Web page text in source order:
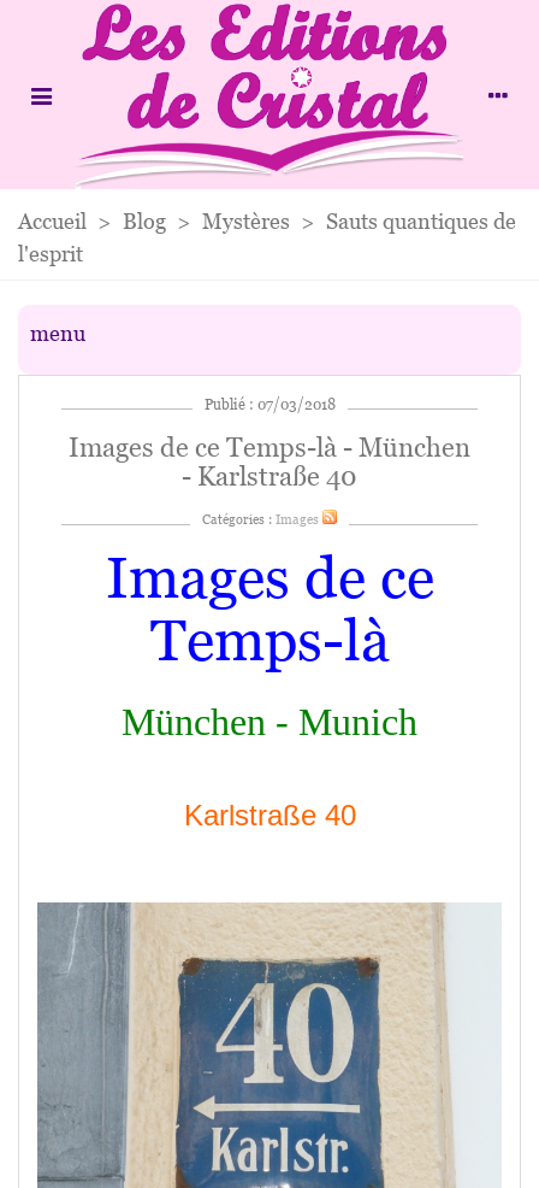
Accueil > Blog > Mystères > Sauts quantiques de
l'esprit
menu
Publié : 07/03/2018
Images de ce Temps-là - München
- Karlstraße 40
Catégories : Images
Images de ce
Temps-là
München - Munich
Karlstraße 40